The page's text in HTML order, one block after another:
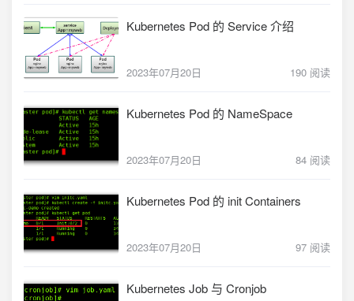
Kubernetes Pod 的 Service 介绍
2023年07月20日 190 阅读
Kubernetes Pod 的 NameSpace
2023年07月20日 84 阅读
Kubernetes Pod 的 init Containers
2023年07月20日 97 阅读
Kubernetes Job 与 Cronjob